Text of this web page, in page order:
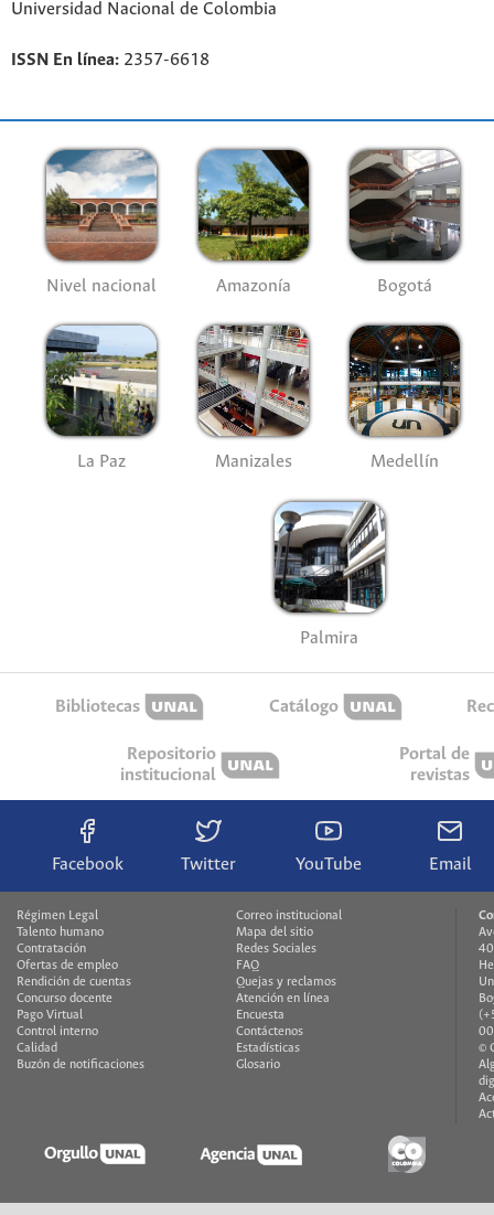
Universidad Nacional de Colombia
ISSN En línea: 2357-6618
Nivel nacional Amazonía Bogotá
La Paz Manizales Medellín
Palmira
Bibliotecas Catálogo
Repositorio
institucional
Portal de
revistas
Facebook Twitter YouTube Email
Régimen Legal
Talento humano
Contratación
Ofertas de empleo
Rendición de cuentas
Concurso docente
Pago Virtual
Control interno
Calidad
Buzón de notificaciones
Correo institucional
Mapa del sitio
Redes Sociales
FAQ
Quejas y reclamos
Atención en línea
Encuesta
Contáctenos
Estadísticas
Glosario
©